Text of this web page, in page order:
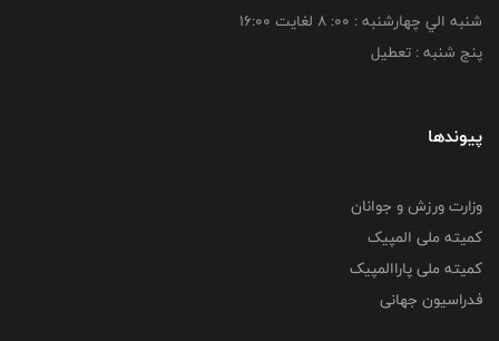
شنبه الي چهارشنبه : 00: 8 لغايت 16:00
پنج شنبه : تعطیل
پیوندها
وزارت ورزش و جوانان
کمیته ملی المپیک
کمیته ملی پاراالمپیک
فدراسیون جهانی